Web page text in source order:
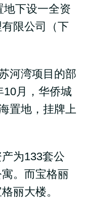
地下设一全资
限公司（下
河湾项目的部
10月，华侨城
置地，挂牌上
为133套公
。而宝格丽
丽大楼。